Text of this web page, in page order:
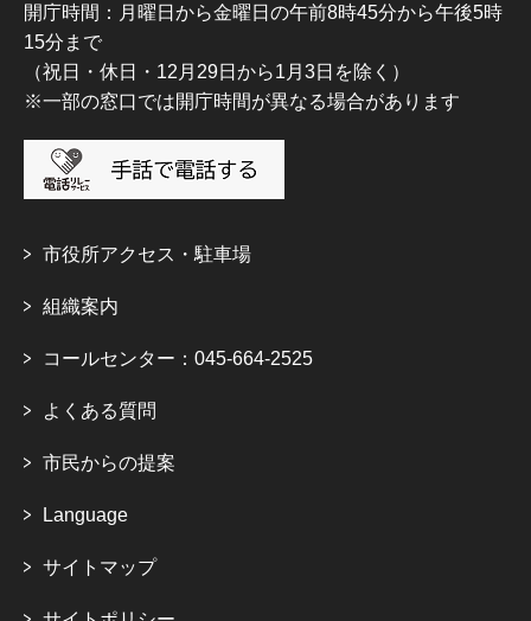
開庁時間：月曜日から金曜日の午前8時45分から午後5時
15分まで
（祝日・休日・12月29日から1月3日を除く）
※一部の窓口では開庁時間が異なる場合があります
市役所アクセス・駐車場
組織案内
コールセンター：045-664-2525
よくある質問
市民からの提案
Language
サイトマップ